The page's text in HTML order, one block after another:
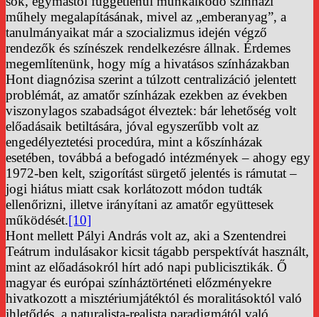
műhely megalapításának, mivel az „emberanyag”, a
tanulmányaikat már a szocializmus idején végző
rendezők és színészek rendelkezésre állnak. Érdemes
megemlítenünk, hogy míg a hivatásos színházakban
Hont diagnózisa szerint a túlzott centralizáció jelentett
problémát, az amatőr színházak ezekben az években
viszonylagos szabadságot élveztek: bár lehetőség volt
előadásaik betiltására, jóval egyszerűbb volt az
engedélyeztetési procedúra, mint a kőszínházak
esetében, továbbá a befogadó intézmények – ahogy egy
1972-ben kelt, szigorítást sürgető jelentés is rámutat –
jogi hiátus miatt csak korlátozott módon tudták
ellenőrizni, illetve irányítani az amatőr együttesek
működését.[10]
Hont mellett Pályi András volt az, aki a Szentendrei
Teátrum indulásakor kicsit tágabb perspektívát használt,
mint az előadásokról hírt adó napi publicisztikák. Ő
magyar és európai színháztörténeti előzményekre
hivatkozott a misztériumjátéktól és moralitásoktól való
ihletődés, a naturalista-realista paradigmától való